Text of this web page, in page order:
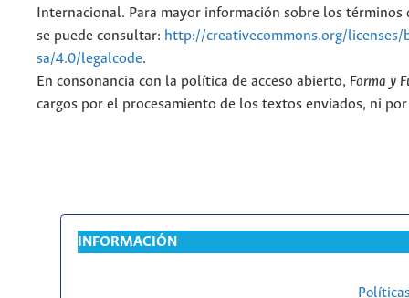
Internacional. Para mayor información sobre los términos
se puede consultar: http://creativecommons.org/licenses/
sa/4.0/legalcode.
En consonancia con la política de acceso abierto, Forma y
cargos por el procesamiento de los textos enviados, ni
INFORMACIÓN